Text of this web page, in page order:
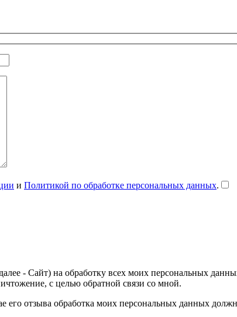
и Политикой по обработке персональных данных.
Сайт) на обработку всех моих персональных
с целью обратной связи со мной.
его отзыва обработка моих персональных данных